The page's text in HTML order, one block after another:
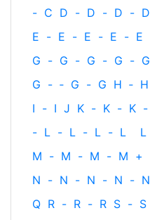
- C D - D - D - D
E - E - E - E - E
G - G - G - G - G
G - ‐ G - G H ‐ H
I - I J K - K - K -
- L - L - L - L L
M - M - M - M +
N - N - N - N - N
Q R - R - R S - S